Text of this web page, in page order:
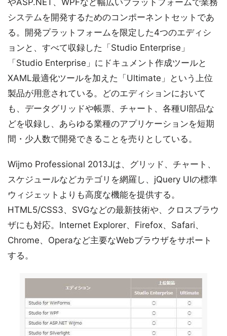
やASP.NET、WPFなど幅広いプラットフォームで業務
システムを開発するためのコンポーネントセットであ
る。開発プラットフォームを限定した4つのエディシ
ョンと、すべて収録した「Studio Enterprise」
「Studio Enterprise」にドキュメント作成ツールと
XAML最適化ツールを加えた「Ultimate」という上位
製品が用意されている。どのエディションにおいて
も、データグリッドや帳票、チャート、各種UI部品な
どを収録し、あらゆる業種のアプリケーションを短期
間・少人数で開発できることを売りとしている。
Wijmo Professional 2013Jは、グリッド、チャート、
スケジュールなどカテゴリを網羅し、jQuery UIの標準
ウィジェットよりも高度な機能を提供する。
HTML5/CSS3、SVGなどの最新技術や、クロスブラウ
ザにも対応。Internet Explorer、Firefox、Safari、
Chrome、Operaなど主要なWebブラウザをサポート
する。